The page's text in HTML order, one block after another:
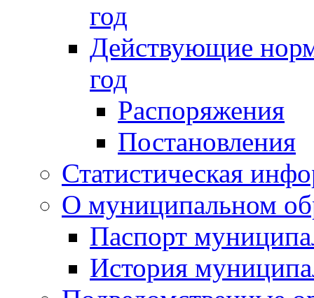
год
Действующие
год
Распоряжения
Постановления
Статистическая
О муниципальном
Паспорт
История